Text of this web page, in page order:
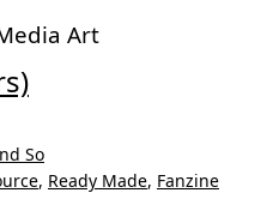
Art
So
, Ready Made, Fanzine